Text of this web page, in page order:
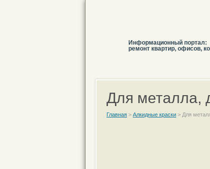
Информационный портал:
ремонт квартир, офисов,
Для металла,
Главная > Алкидные краски > Для